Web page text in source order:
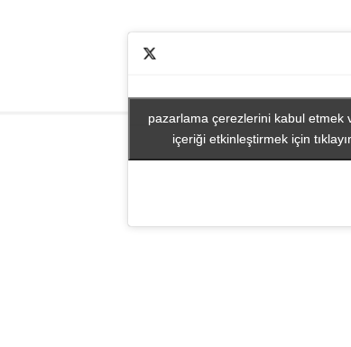
pazarlama çerezlerini kabul etmek
içeriği etkinleştirmek için
pazarlama çerezlerini kabul etmek
içeriği etkinleştirmek için